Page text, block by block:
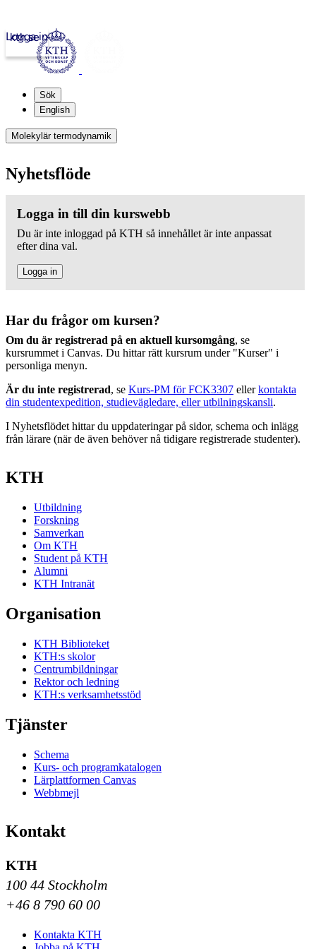
kth.se
Logga in
Sök
English
Molekylär termodynamik
Nyhetsflöde
Logga in till din kurswebb
Du är inte inloggad på KTH så innehållet är inte anpassat
efter dina val.
Logga in
Har du frågor om kursen?
Om du är registrerad på en aktuell kursomgång, se
kursrummet i Canvas. Du hittar rätt kursrum under "Kurser" i
personliga menyn.
Är du inte registrerad, se Kurs-PM för FCK3307 ellerkontakta
din studentexpedition, studievägledare, eller utbilningskansli.
I Nyhetsflödet hittar du uppdateringar på sidor, schema och inlägg
från lärare (när de även behöver nå tidigare registrerade studenter).
KTH
Utbildning
Forskning
Samverkan
Om KTH
Student på KTH
Alumni
KTH Intranät
Organisation
KTH Biblioteket
KTH:s skolor
Centrumbildningar
Rektor och ledning
KTH:s verksamhetsstöd
Tjänster
Schema
Kurs- och programkatalogen
Lärplattformen Canvas
Webbmejl
Kontakt
KTH
100 44 Stockholm
+46 8 790 60 00
Kontakta KTH